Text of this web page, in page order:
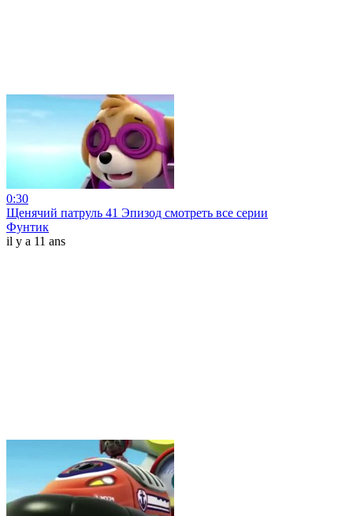
0:30
Щенячий патруль 41 Эпизод смотреть все серии
Фунтик
il y a 11 ans